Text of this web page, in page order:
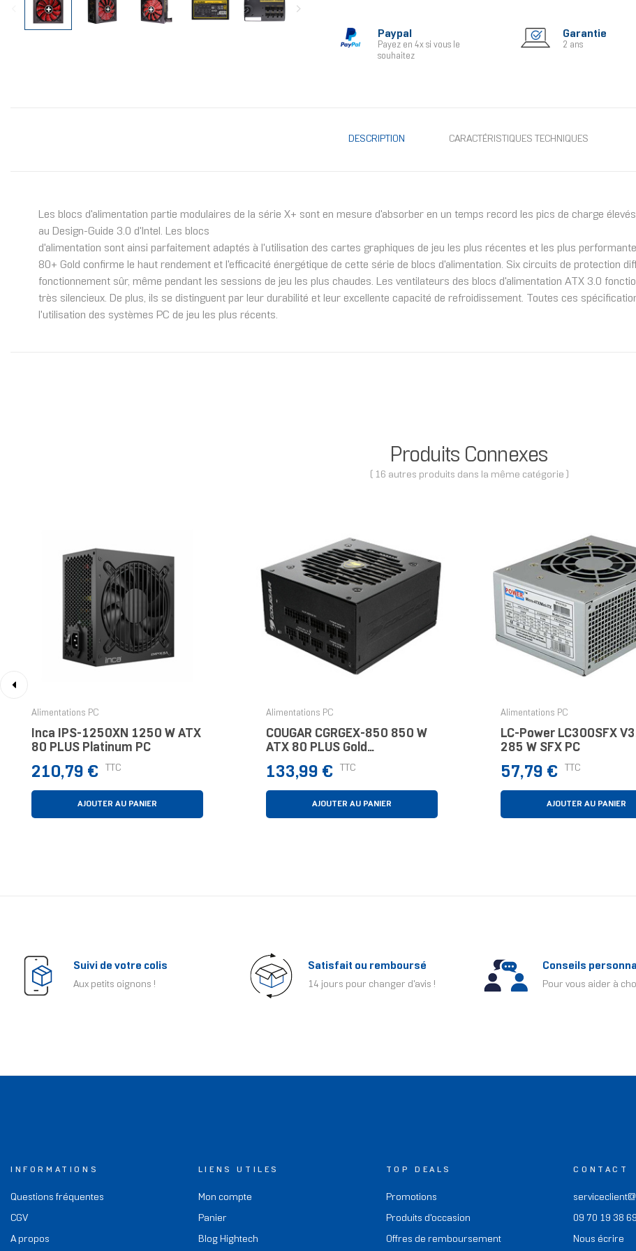
Paypal
Payez en 4x si vous le
souhaitez
Garantie
2 ans
DESCRIPTION CARACTÉRISTIQUES TECHNIQUES
Les blocs d'alimentation partie modulaires de la série X+ sont en mesure d'absorber en un temps record les pics de charge
au Design-Guide 3.0 d'Intel. Les blocs
d'alimentation sont ainsi parfaitement adaptés à l'utilisation des cartes graphiques de jeu les plus récentes et les plus
80+ Gold confirme le haut rendement et l'efficacité énergétique de cette série de blocs d'alimentation. Six circuits de protection
fonctionnement sûr, même pendant les sessions de jeu les plus chaudes. Les ventilateurs des blocs d'alimentation ATX 3.0
très silencieux. De plus, ils se distinguent par leur durabilité et leur excellente capacité de refroidissement. Toutes ces
l'utilisation des systèmes PC de jeu les plus récents.
Produits Connexes
( 16 autres produits dans la même catégorie )
Alimentations PC
Inca IPS-1250XN 1250 W ATX
80 PLUS Platinum PC
Prix
210,79 € TTC
AJOUTER AU PANIER
Alimentations PC
COUGAR CGRGEX-850 850 W
ATX 80 PLUS Gold
Entièrement Modulaire PC
Prix
133,99 € TTC
AJOUTER AU PANIER
Alimentations PC
LC-Power LC300SFX
285 W SFX PC
Prix
57,79 € TTC
AJOUTER AU PANIER
Suivi de votre colis
Aux petits oignons !
Satisfait ou remboursé
14 jours pour changer d'avis !
Conseils
Pour vous aider à
INFORMATIONS
Questions fréquentes
CGV
A propos
LIENS UTILES
Mon compte
Panier
Blog Hightech
TOP DEALS
Promotions
Produits d'occasion
Offres de remboursement
CONTACT
09 70 19 38 69
Nous écrire